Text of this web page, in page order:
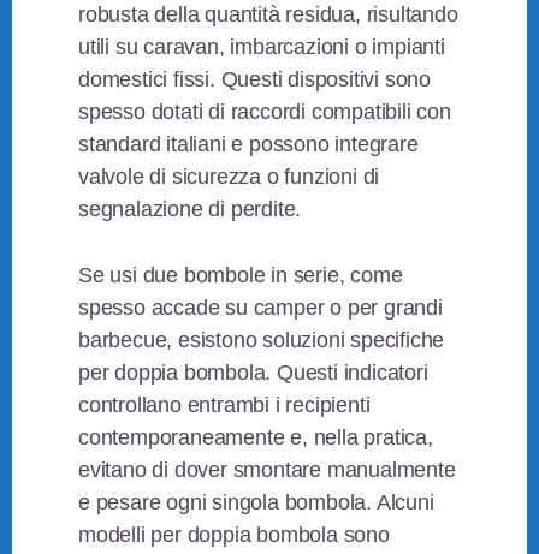
robusta della quantità residua, risultando
utili su caravan, imbarcazioni o impianti
domestici fissi. Questi dispositivi sono
spesso dotati di raccordi compatibili con
standard italiani e possono integrare
valvole di sicurezza o funzioni di
segnalazione di perdite.
Se usi due bombole in serie, come
spesso accade su camper o per grandi
barbecue, esistono soluzioni specifiche
per doppia bombola. Questi indicatori
controllano entrambi i recipienti
contemporaneamente e, nella pratica,
evitano di dover smontare manualmente
e pesare ogni singola bombola. Alcuni
modelli per doppia bombola sono